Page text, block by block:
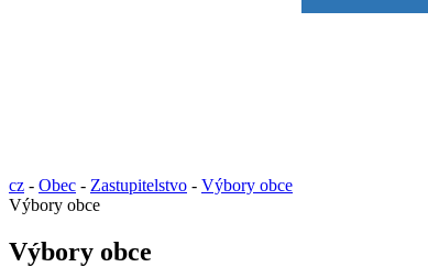
cz - Obec - Zastupitelstvo - Výbory obce
Výbory obce
Výbory obce